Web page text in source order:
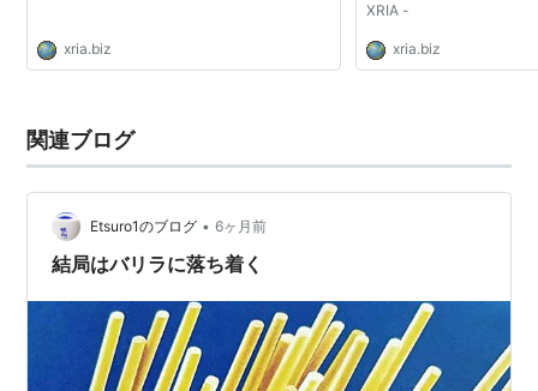
xria.biz
XRIA -
xria.biz
関連ブログ
Etsuro1のブログ • 6ヶ月前
結局はバリラに落ち着く